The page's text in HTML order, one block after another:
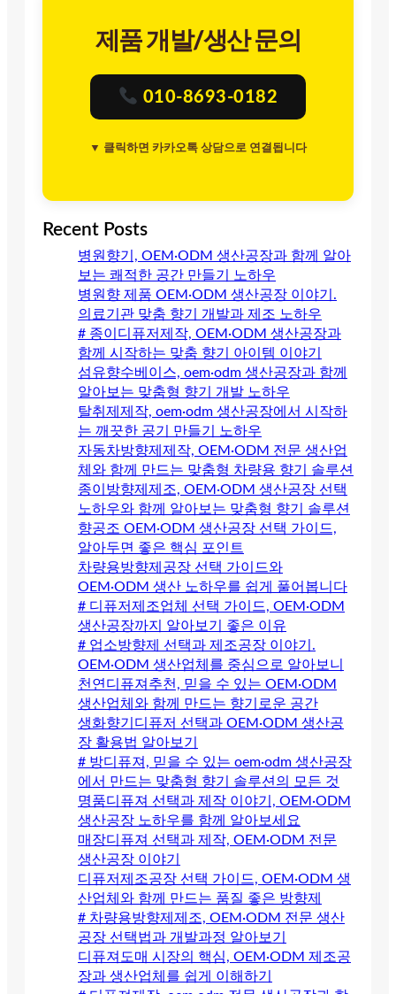
제품 개발/생산 문의
010-8693-0182
▼ 클릭하면 카카오톡 상담으로 연결됩니다
Recent Posts
병원향기, OEM·ODM 생산공장과 함께 알아
보는 쾌적한 공간 만들기 노하우
병원향 제품 OEM·ODM 생산공장 이야기.
의료기관 맞춤 향기 개발과 제조 노하우
# 종이디퓨저제작, OEM·ODM 생산공장과
함께 시작하는 맞춤 향기 아이템 이야기
섬유향수베이스, oem·odm 생산공장과 함께
알아보는 맞춤형 향기 개발 노하우
탈취제제작, oem·odm 생산공장에서 시작하
는 깨끗한 공기 만들기 노하우
자동차방향제제작, OEM·ODM 전문 생산업
체와 함께 만드는 맞춤형 차량용 향기 솔루션
종이방향제제조, OEM·ODM 생산공장 선택
노하우와 함께 알아보는 맞춤형 향기 솔루션
향공조 OEM·ODM 생산공장 선택 가이드,
알아두면 좋은 핵심 포인트
차량용방향제공장 선택 가이드와
OEM·ODM 생산 노하우를 쉽게 풀어봅니다
# 디퓨저제조업체 선택 가이드, OEM·ODM
생산공장까지 알아보기 좋은 이유
# 업소방향제 선택과 제조공장 이야기.
OEM·ODM 생산업체를 중심으로 알아보니
천연디퓨져추천, 믿을 수 있는 OEM·ODM
생산업체와 함께 만드는 향기로운 공간
생화향기디퓨저 선택과 OEM·ODM 생산공
장 활용법 알아보기
# 방디퓨져, 믿을 수 있는 oem·odm 생산공장
에서 만드는 맞춤형 향기 솔루션의 모든 것
명품디퓨져 선택과 제작 이야기, OEM·ODM
생산공장 노하우를 함께 알아보세요
매장디퓨져 선택과 제작, OEM·ODM 전문
생산공장 이야기
디퓨저제조공장 선택 가이드, OEM·ODM 생
산업체와 함께 만드는 품질 좋은 방향제
# 차량용방향제제조, OEM·ODM 전문 생산
공장 선택법과 개발과정 알아보기
디퓨져도매 시장의 핵심, OEM·ODM 제조공
장과 생산업체를 쉽게 이해하기